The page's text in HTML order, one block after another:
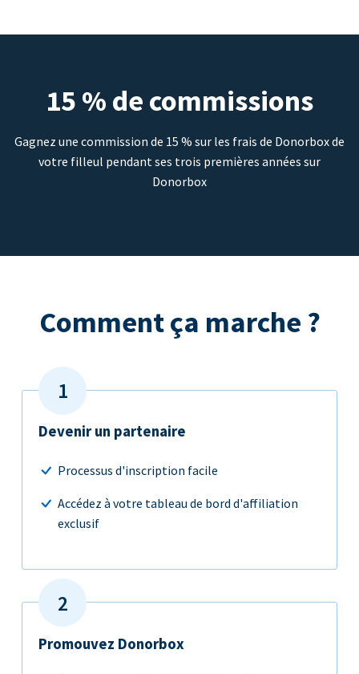
15 % de commissions
Gagnez une commission de 15 % sur les frais de Donorbox de
votre filleul pendant ses trois premières années sur
Donorbox
Comment ça marche ?
Devenir un partenaire
Processus d'inscription facile
Accédez à votre tableau de bord d'affiliation
exclusif
Promouvez Donorbox